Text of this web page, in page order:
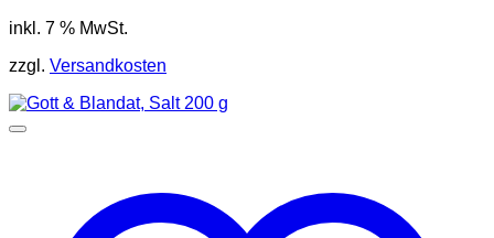
inkl. 7 % MwSt.
zzgl. Versandkosten